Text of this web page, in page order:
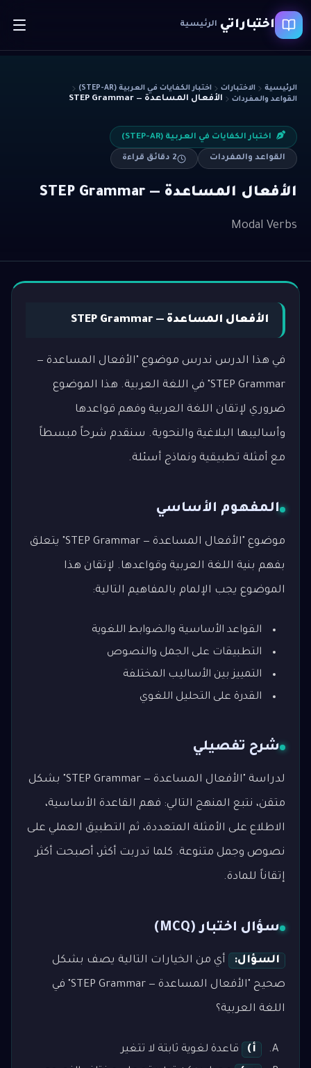
اختباراتي الرئيسية
الرئيسية الاختبارات
اختبار الكفايات في العربية (STEP-AR)
القواعد والمفردات
الأفعال المساعدة — STEP Grammar
اختبار الكفايات في العربية (STEP-AR)
القواعد والمفردات 2 دقائق قراءة
الأفعال المساعدة — STEP Grammar
Modal Verbs
الأفعال المساعدة — STEP Grammar
في هذا الدرس ندرس موضوع "الأفعال المساعدة —
STEP Grammar" في اللغة العربية. هذا الموضوع
ضروري لإتقان اللغة العربية وفهم قواعدها
وأساليبها البلاغية والنحوية. سنقدم شرحاً مبسطاً
مع أمثلة تطبيقية ونماذج أسئلة.
المفهوم الأساسي
موضوع "الأفعال المساعدة — STEP Grammar" يتعلق
بفهم بنية اللغة العربية وقواعدها. لإتقان هذا
الموضوع يجب الإلمام بالمفاهيم التالية:
القواعد الأساسية والضوابط اللغوية
التطبيقات على الجمل والنصوص
التمييز بين الأساليب المختلفة
القدرة على التحليل اللغوي
شرح تفصيلي
لدراسة "الأفعال المساعدة — STEP Grammar" بشكل
متقن، نتبع المنهج التالي: فهم القاعدة الأساسية،
الاطلاع على الأمثلة المتعددة، ثم التطبيق العملي على
نصوص وجمل متنوعة. كلما تدربت أكثر، أصبحت أكثر
إتقاناً للمادة.
سؤال اختبار (MCQ)
السؤال: أي من الخيارات التالية يصف بشكل
صحيح "الأفعال المساعدة — STEP Grammar" في
اللغة العربية؟
أ)
قاعدة لغوية ثابتة لا تتغير